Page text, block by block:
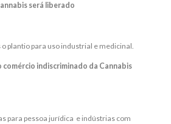
será liberado
plantio para uso industrial e medicinal.
comércio indiscriminado da Cannabis
para pessoa jurídica e indústrias com